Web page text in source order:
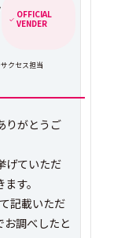
OFFICIAL
VENDER
クセス担当
りがとうご
げていただ
す。
記載いただ
お調べしたと